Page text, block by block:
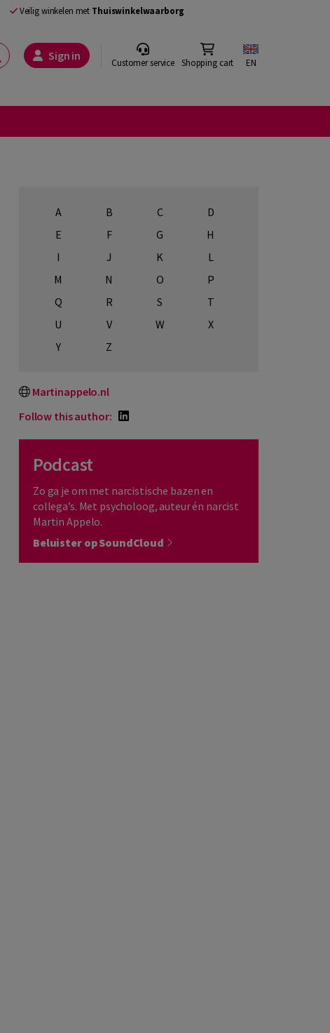
Veilig winkelen met Thuiswinkelwaarborg
Sign in Customer service Shopping cart EN
A B C
D
E
F G
H
I
J K
L
M
N O
P
Q
R S
T
U
V W
X
Y
Z
Martinappelo.nl
Follow this author:
Podcast
Zo ga je om met narcistische bazen en
collega’s. Met psycholoog, auteur én narcist
Martin Appelo.
Beluister op SoundCloud